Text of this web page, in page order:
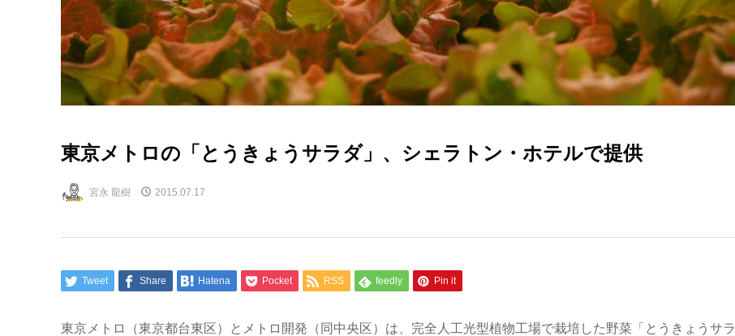
東京メトロの「とうきょうサラダ」、シェラトン・ホテルで提供
宮永 龍樹 2015.07.17
Tweet Share Hatena Pocket RSS feedly Pin it
東京メトロ（東京都台東区）とメトロ開発（同中央区）は、完全人工光型植物工場で栽培した野菜「とうきょうサラ